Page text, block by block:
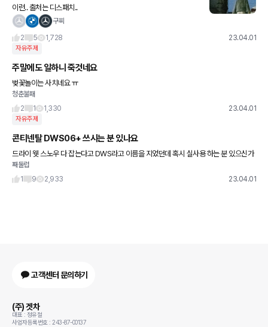
이런.. 출처는 디스패치..
구찌
2
5 1,728 23.04.01
자유주제
주말에도 일하니 죽것네요
벚꽃놀이는 사치네요 ㅠ
청춘불패
2
1 1,330 23.04.01
자유주제
콘티넨탈 DWS06+ 쓰시는 분 있나요
드라이 웻 스노우 다 잡는다고 DWS라고 이름을 지었던데 혹시 실사용 하는 분 있으신가
요 소음수준하고 눈길에서의 퍼포먼스가 궁금합니다. 지금은 한타 S2AS를 만족하며 쓰
고 있네요.
째둘럽
1
9 2,933 23.04.01
고객센터 문의하기
(주) 겟차
대표 : 정유철
사업자등록번호 : 243-87-00137